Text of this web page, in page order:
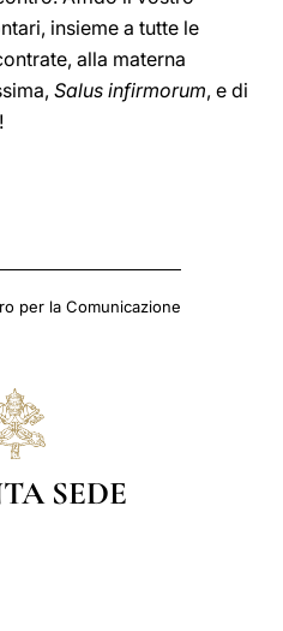
insieme a tutte le
alla materna
Salus infirmorum, e di
per la Comunicazione
SEDE